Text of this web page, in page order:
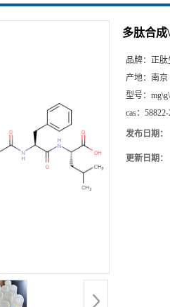
多肽合成
品牌： 正肽
产地： 南京
型号：
cas：
发布日期：
更新日期：